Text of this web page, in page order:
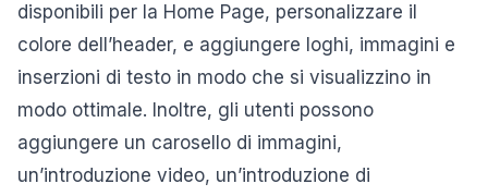
disponibili per la Home Page, personalizzare il
colore dell’header, e aggiungere loghi, immagini e
inserzioni di testo in modo che si visualizzino in
modo ottimale. Inoltre, gli utenti possono
aggiungere un carosello di immagini,
un’introduzione video, un’introduzione di